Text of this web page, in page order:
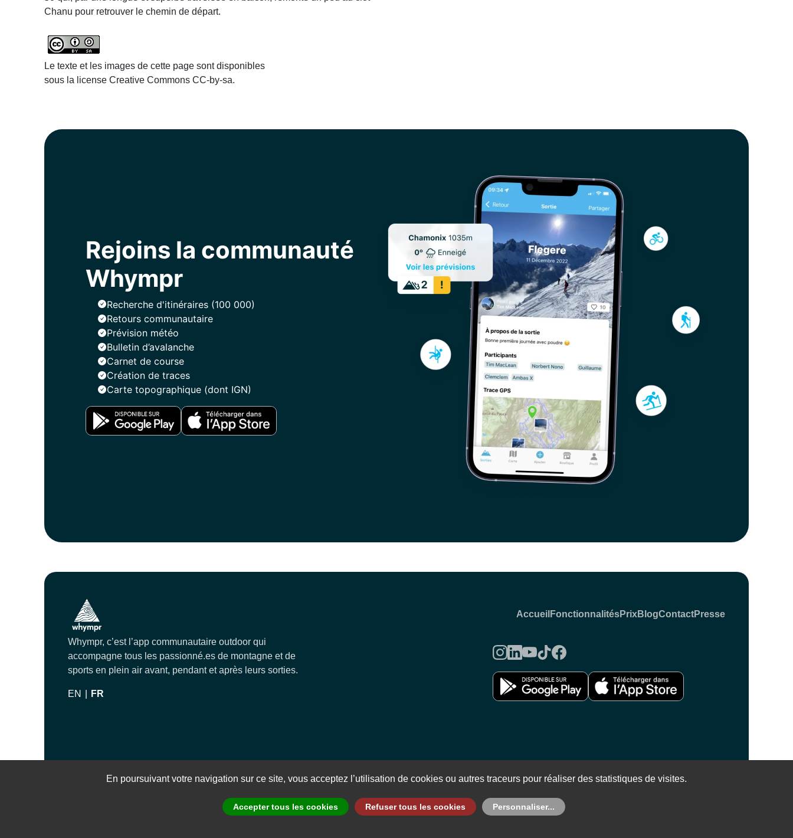
Chanu pour retrouver le chemin de départ.
Le texte et les images de cette page sont disponibles
sous la license Creative Commons CC-by-sa.
Rejoins la communauté
Whympr
Recherche d'itinéraires (100 000)
Retours communautaire
Prévision météo
Bulletin d’avalanche
Carnet de course
Création de traces
Carte topographique (dont IGN)
Whympr, c’est l’app communautaire outdoor qui
accompagne tous les passionné.es de montagne et de
sports en plein air avant, pendant et après leurs sorties.
EN FR
Accueil FonctionnalitésPrixBlogContactPresse
En poursuivant votre navigation sur ce site, vous acceptez l’utilisation de cookies ou autres traceurs pour réaliser des statistiques de visites.
Accepter tous les cookies Refuser tous les cookies Personnaliser...